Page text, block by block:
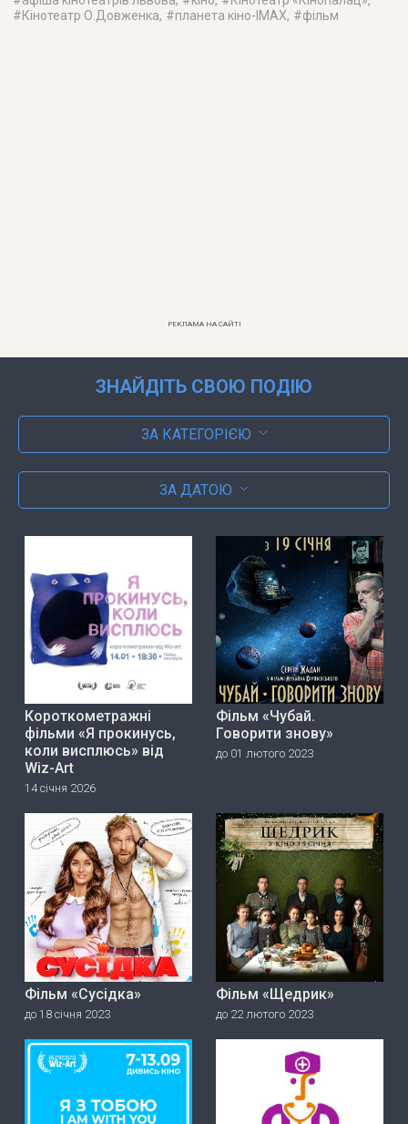
#Кінотеатр О.Довженка, #планета кіно-IMAX, #фільм
РЕКЛАМА НА САЙТІ
ЗНАЙДІТЬ СВОЮ ПОДІЮ
ЗА КАТЕГОРІЄЮ
ЗА ДАТОЮ
Короткометражні
фільми «Я прокинусь,
коли висплюсь» від
Wiz-Art
14 січня 2026
Фільм «Чубай.
Говорити знову»
до 01 лютого 2023
Фільм «Сусідка»
до 18 січня 2023
Фільм «Щедрик»
до 22 лютого 2023